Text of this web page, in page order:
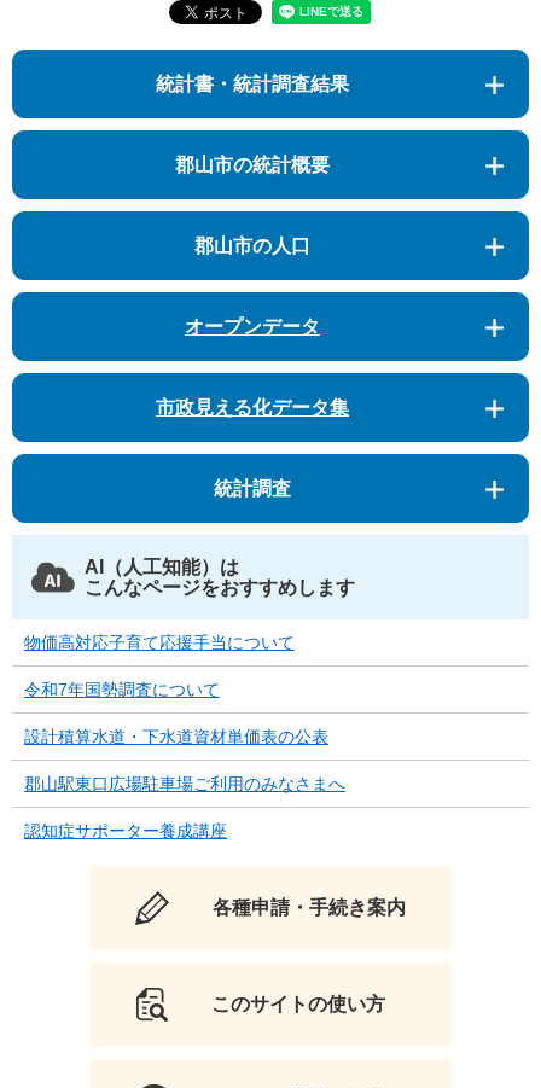
統計書・統計調査結果
郡山市の統計概要
郡山市の人口
オープンデータ
市政見える化データ集
統計調査
AI（人工知能）は
こんなページをおすすめします
物価高対応子育て応援手当について
令和7年国勢調査について
設計積算水道・下水道資材単価表の公表
郡山駅東口広場駐車場ご利用のみなさまへ
認知症サポーター養成講座
各種申請・手続き案内
このサイトの使い方